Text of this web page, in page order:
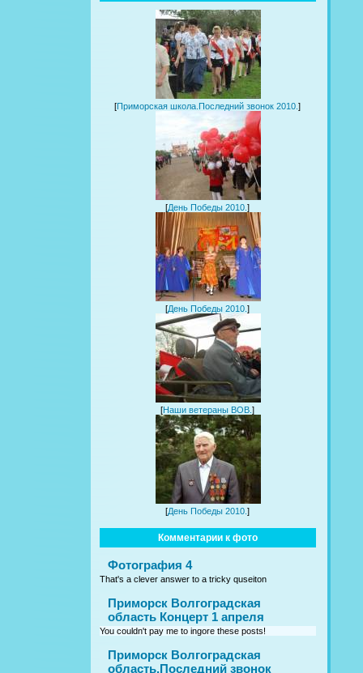
[Приморская школа.Последний звонок 2010.]
[День Победы 2010.]
[День Победы 2010.]
[Наши ветераны ВОВ.]
[День Победы 2010.]
Комментарии к фото
Фотография 4
That's a clever answer to a tricky quseiton
Приморск Волгоградская
область Концерт 1 апреля
You couldn't pay me to ingore these posts!
Приморск Волгоградская
область.Последний звонок